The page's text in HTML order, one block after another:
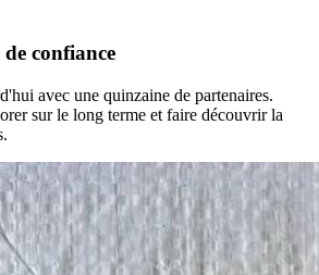
confiance
avec une quinzaine de partenaires.
sur le long terme et faire découvrir la